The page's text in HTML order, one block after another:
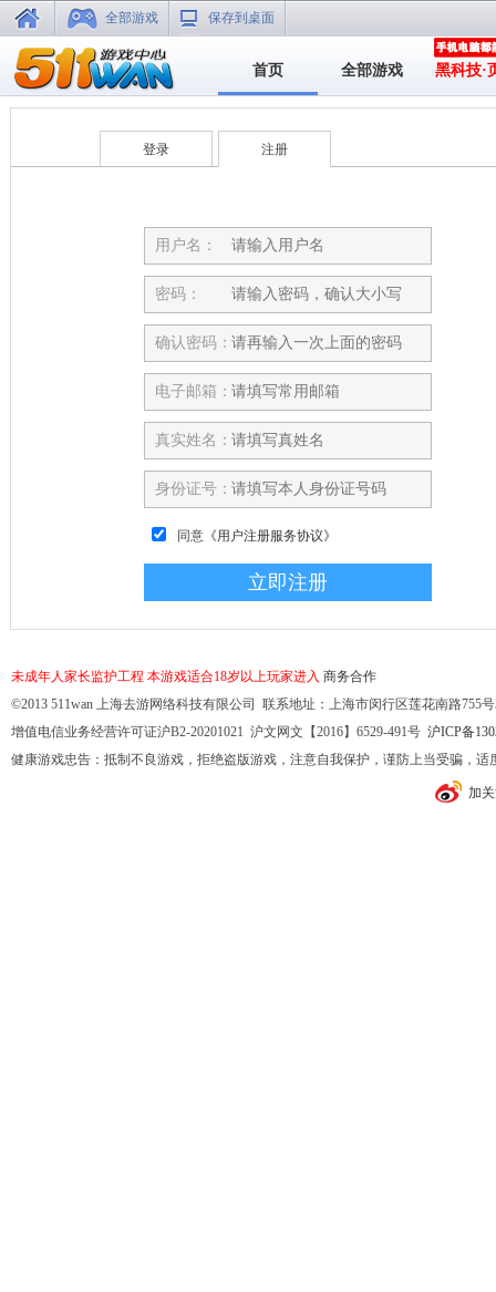
全部游戏 保存到桌面
首页 全部游戏 黑科技·
登录 注册
用户名：
密码：
确认密码：
电子邮箱：
真实姓名：
身份证号：
同意 《用户注册服务协议》
未成年人家长监护工程 本游戏适合18岁以上玩家进入 商务合作
©2013 511wan 上海去游网络科技有限公司 联系地址：上海市闵行区莲花南路755
增值电信业务经营许可证沪B2-20201021 沪文网文【2016】6529-491号 沪ICP备
健康游戏忠告：抵制不良游戏，拒绝盗版游戏，注意自我保护，谨防上当受骗，
加